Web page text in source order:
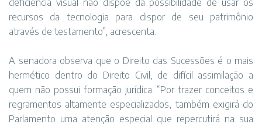
deficiência visual não dispõe da possibilidade de usar os
recursos da tecnologia para dispor de seu patrimônio
através de testamento”, acrescenta.
A senadora observa que o Direito das Sucessões é o mais
hermético dentro do Direito Civil, de difícil assimilação a
quem não possui formação jurídica. “Por trazer conceitos e
regramentos altamente especializados, também exigirá do
Parlamento uma atenção especial que repercutirá na sua